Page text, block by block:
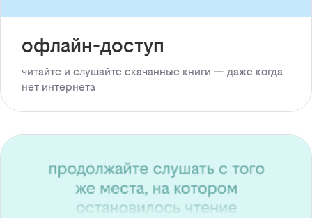
офлайн-доступ
читайте и слушайте скачанные книги — даже когда
нет интернета